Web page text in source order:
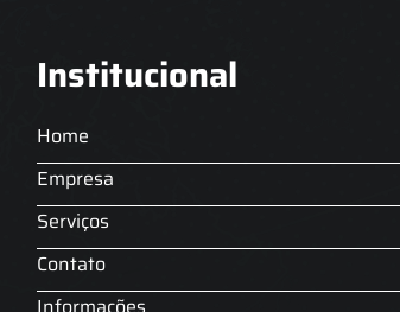
Institucional
Home
Empresa
Serviços
Contato